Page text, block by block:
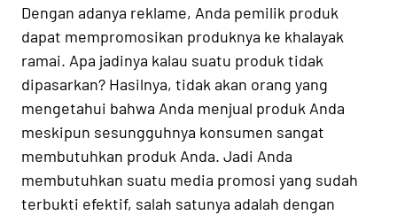
Dengan adanya reklame, Anda pemilik produk
dapat mempromosikan produknya ke khalayak
ramai. Apa jadinya kalau suatu produk tidak
dipasarkan? Hasilnya, tidak akan orang yang
mengetahui bahwa Anda menjual produk Anda
meskipun sesungguhnya konsumen sangat
membutuhkan produk Anda. Jadi Anda
membutuhkan suatu media promosi yang sudah
terbukti efektif, salah satunya adalah dengan